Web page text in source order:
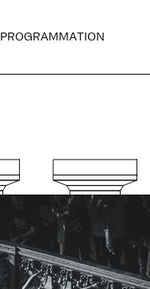
PROGRAMMATION